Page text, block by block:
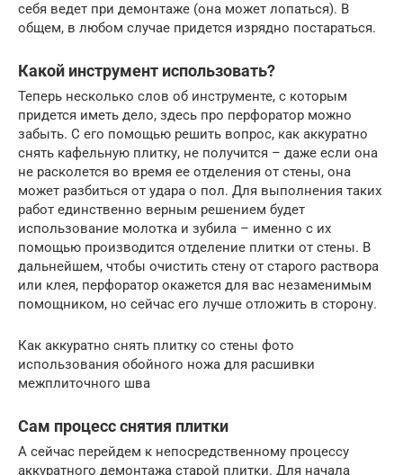
себя ведет при демонтаже (она может лопаться). В
общем, в любом случае придется изрядно постараться.
Какой инструмент использовать?
Теперь несколько слов об инструменте, с которым
придется иметь дело, здесь про перфоратор можно
забыть. С его помощью решить вопрос, как аккуратно
снять кафельную плитку, не получится – даже если она
не расколется во время ее отделения от стены, она
может разбиться от удара о пол. Для выполнения таких
работ единственно верным решением будет
использование молотка и зубила – именно с их
помощью производится отделение плитки от стены. В
дальнейшем, чтобы очистить стену от старого раствора
или клея, перфоратор окажется для вас незаменимым
помощником, но сейчас его лучше отложить в сторону.
Как аккуратно снять плитку со стены фото
использования обойного ножа для расшивки
межплиточного шва
Сам процесс снятия плитки
А сейчас перейдем к непосредственному процессу
аккуратного демонтажа старой плитки. Для начала